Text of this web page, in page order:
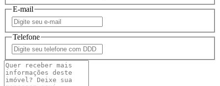
E-mail
Telefone